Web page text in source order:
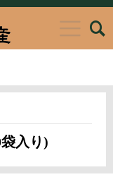
入り)